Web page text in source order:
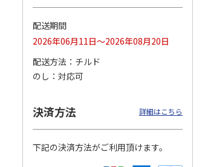
【グリーティング切
円…
4.8（11）
5,500円
4.6（7）
11,000円
配送期間
2026年06月11日～2026年08月20日
配送方法
チルド
のし
対応可
決済方法 詳細はこちら
下記の決済方法がご利用頂けます。